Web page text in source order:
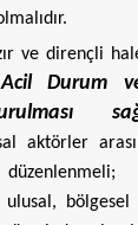
ve dirençli
Durum
aktörler
ulusal,